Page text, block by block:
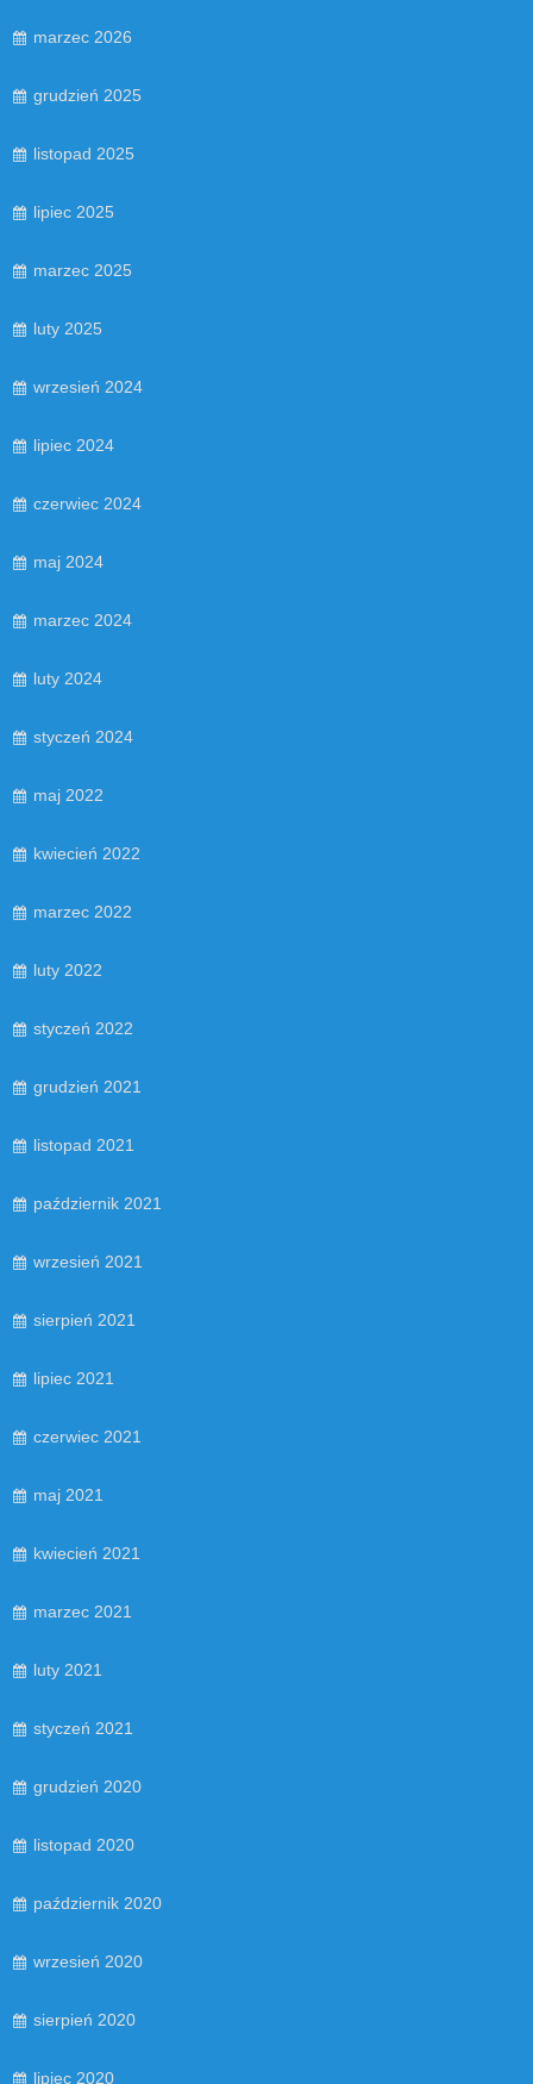
marzec 2026
grudzień 2025
listopad 2025
lipiec 2025
marzec 2025
luty 2025
wrzesień 2024
lipiec 2024
czerwiec 2024
maj 2024
marzec 2024
luty 2024
styczeń 2024
maj 2022
kwiecień 2022
marzec 2022
luty 2022
styczeń 2022
grudzień 2021
listopad 2021
październik 2021
wrzesień 2021
sierpień 2021
lipiec 2021
czerwiec 2021
maj 2021
kwiecień 2021
marzec 2021
luty 2021
styczeń 2021
grudzień 2020
listopad 2020
październik 2020
wrzesień 2020
sierpień 2020
lipiec 2020